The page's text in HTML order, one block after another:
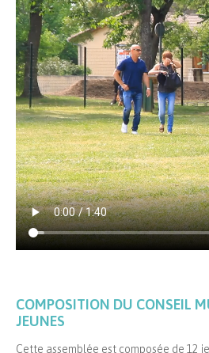
COMPOSITION DU CONSEIL
JEUNES
Cette assemblée est composée de 12